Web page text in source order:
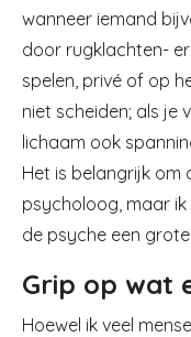
wanneer iemand
door rugklachten-
spelen, privé of op
niet scheiden; als je
lichaam ook
Het is belangrijk om
psycholoog, maar ik
de psyche een
Grip op wat
Hoewel ik veel